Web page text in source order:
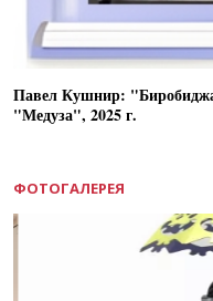
Павел Кушнир:
"Медуза", 2025 г.
ФОТОГАЛЕРЕЯ